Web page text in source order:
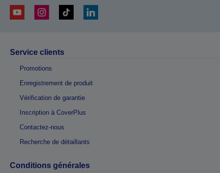
Service clients
Promotions
Enregistrement de produit
Vérification de garantie
Inscription à CoverPlus
Contactez-nous
Recherche de détaillants
Conditions générales